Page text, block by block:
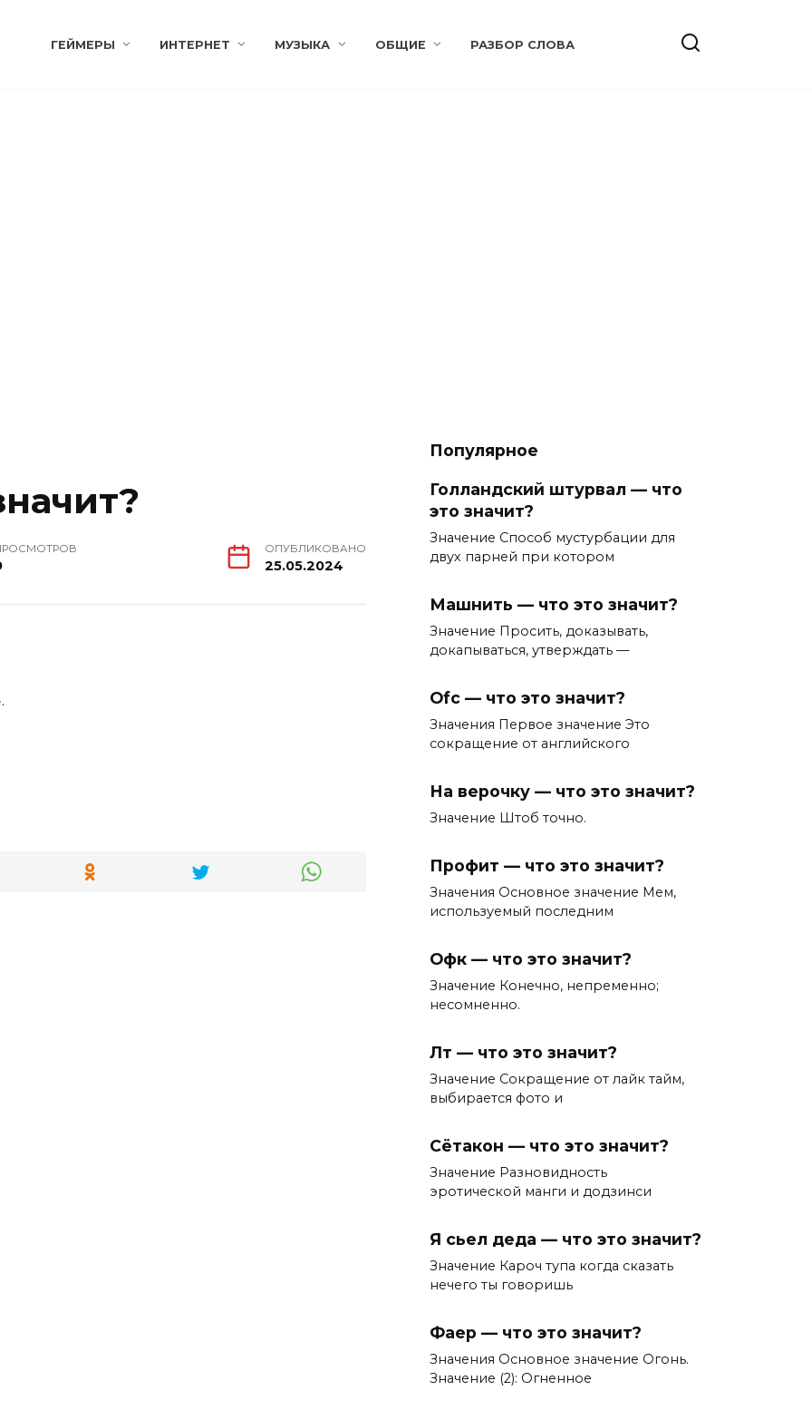
ГЕЙМЕРЫ ИНТЕРНЕТ МУЗЫКА ОБЩИЕ РАЗБОР СЛОВА
ОПУБЛИКОВАНО
25.05.2024
Популярное
Голландский штурвал — что
это значит?
Значение Способ мустурбации для
двух парней при котором
Машнить — что это значит?
Значение Просить, доказывать,
докапываться, утверждать —
Ofc — что это значит?
Значения Первое значение Это
сокращение от английского
На верочку — что это значит?
Значение Штоб точно.
Профит — что это значит?
Значения Основное значение Мем,
используемый последним
Офк — что это значит?
Значение Конечно, непременно;
несомненно.
Лт — что это значит?
Значение Сокращение от лайк тайм,
выбирается фото и
Сётакон — что это значит?
Значение Разновидность
эротической манги и додзинси
Я сьел деда — что это значит?
Значение Кароч тупа когда сказать
нечего ты говоришь
Фаер — что это значит?
Значения Основное значение Огонь.
Значение (2): Огненное